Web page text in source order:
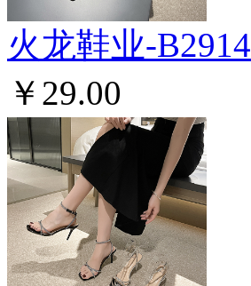
火龙鞋业-B2914
￥29.00